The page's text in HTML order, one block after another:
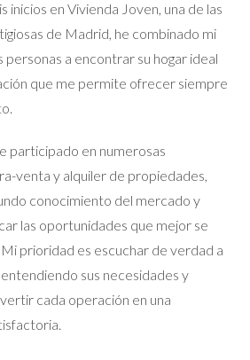
un papel crucial en la experiencia
su conexión con la tradición.
incluye desde restaurantes que sirven
mercados locales con productos
manjares más destacados son:
casa de campo.
el conejo al ajillo y el pollo asado,
tradicionales en la zona.
inicios en Vivienda Joven, una de las
de Madrid, he combinado mi
personas a encontrar su hogar ideal
que me permite ofrecer siempre
participado en numerosas
venta y alquiler de propiedades,
conocimiento del mercado y
las oportunidades que mejor se
prioridad es escuchar de verdad a
sus necesidades y
cada operación en una